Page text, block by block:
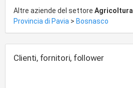
Altre aziende del settore Agricoltura
Provincia di Pavia > Bosnasco
Clienti, fornitori, follower